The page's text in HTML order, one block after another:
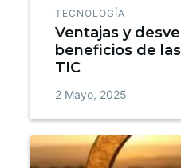
TECNOLOGÍA
Ventajas y
beneficios de
TIC
2 Mayo, 2025